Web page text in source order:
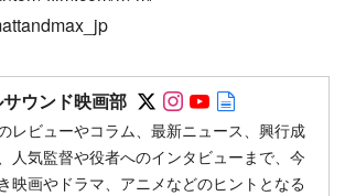
サウンド映画部 Follow on SNS
Follow on SNS
Follow on
レビューやコラム、最新ニュース、興行成
人気監督や役者へのインタビューまで、今
映画やドラマ、アニメなどのヒントとなる